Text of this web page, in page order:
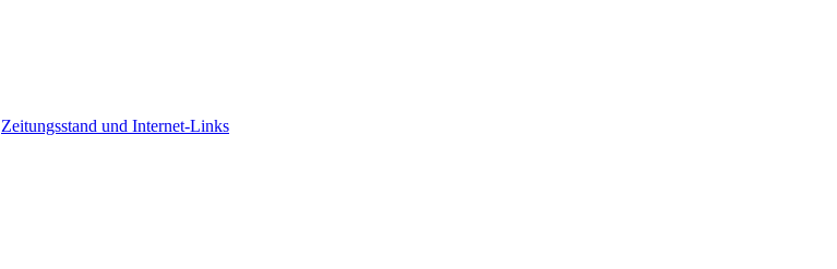
Zeitungsstand und Internet-Links